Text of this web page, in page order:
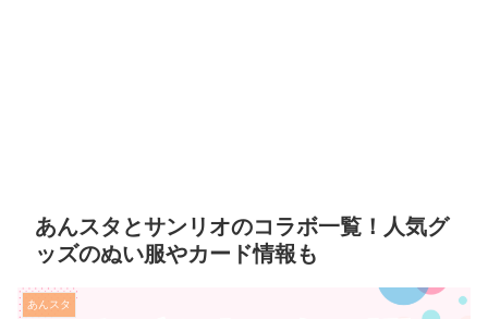
あんスタとサンリオのコラボ一覧！人気グ
ッズのぬい服やカード情報も
あんスタ